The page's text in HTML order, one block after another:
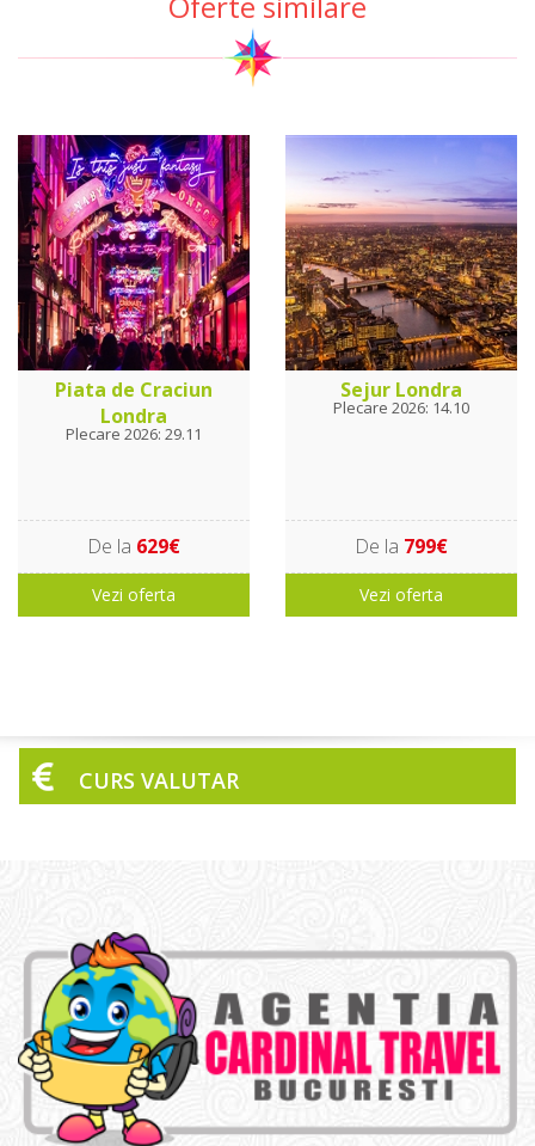
Piata de Craciun
Londra
Plecare 2026: 29.11
De la 629€
Vezi oferta
Sejur Londra
Plecare 2026: 14.10
De la 799€
Vezi oferta
CURS VALUTAR